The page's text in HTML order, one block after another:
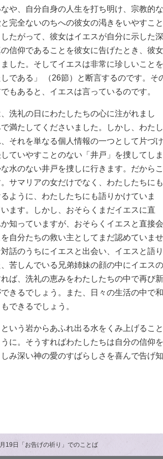
や、自分自身の人生を打ち明け、宗教的な
完全ないのちへの彼女の渇きをいやすこと
たがって、彼女はイエスが自分に示した深
信仰であることを彼女に告げたとき、彼女
した。そしてイエスは非常に珍しいことを
である」 （26節）と断言するのです。そ
もあると、イエスは言っているのです。
洗礼の日にわたしたちの心に注がれまし
満たしてくださいました。しかし、わたし
それを単なる個人情報の一つとして片づけ
ていやすことのない「井戸」を捜してしま
水のない井戸を捜しに行きます。だからこ
サマリアの女だけでなく、わたしたちにも
ように、わたしたちにも語りかけていま
ます。しかし、おそらくまだイエスに直
知っていますが、おそらくイエスと直接会
自分たちの救い主としてまだ認めていませ
話のうちにイエスと出会い、イエスと語り
苦しんでいる兄弟姉妹の顔の中にイエスの
ば、洗礼の恵みをわたしたちの中で再び新
きるでしょう。また、日々の生活の中で和
できるでしょう。
いう岩からあふれ出る水をくみ上げること
に。そうすればわたしたちは自分の信仰を
み深い神の愛のすばらしさを喜んで告げ知
19日「お告げの祈り」でのことば